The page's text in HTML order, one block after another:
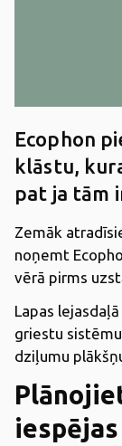
Ecophon
klāstu,
pat ja tām
Zemāk
noņemt
vērā pirms
Lapas
griestu
dziļumu